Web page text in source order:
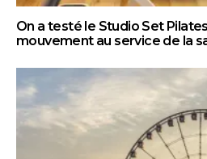
On a testé le Studio Set
mouvement au service de la